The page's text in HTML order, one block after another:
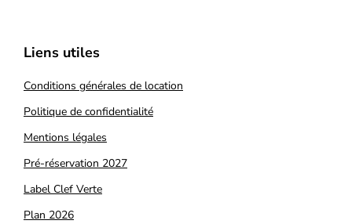
Liens utiles
Conditions générales de location
Politique de confidentialité
Mentions légales
Pré-réservation 2027
Label Clef Verte
Plan 2026